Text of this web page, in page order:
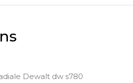
Dewalt dw s780